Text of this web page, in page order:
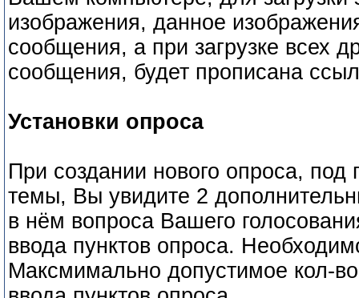
изображения, данное
сообщения, а при загрузке всех
сообщения, будет прописана
Установки опроса
При создании нового опроса,
темы, Вы увидите 2
в нём вопроса Вашего
ввода пунктов опроса.
Максмимально допустимое кол-